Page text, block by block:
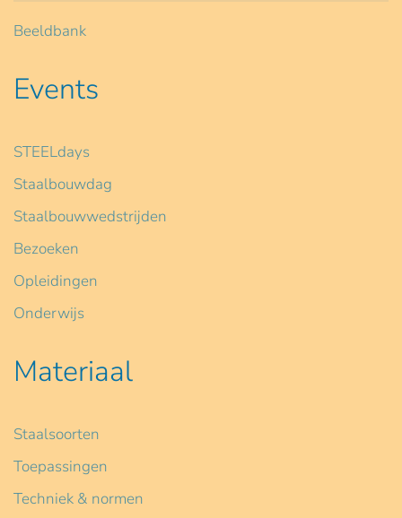
Beeldbank
Events
STEELdays
Staalbouwdag
Staalbouwwedstrijden
Bezoeken
Opleidingen
Onderwijs
Materiaal
Staalsoorten
Toepassingen
Techniek & normen